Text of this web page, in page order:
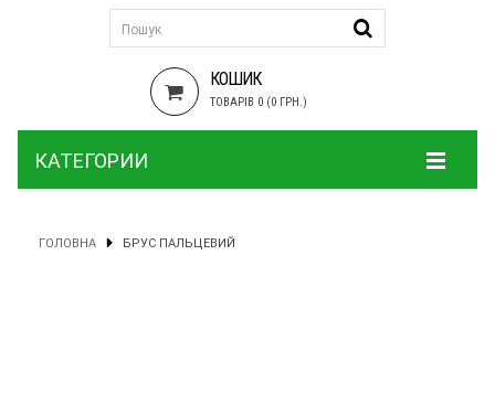
КОШИК
ТОВАРІВ 0 (0 ГРН.)
КАТЕГОРИИ
ГОЛОВНА БРУС ПАЛЬЦЕВИЙ